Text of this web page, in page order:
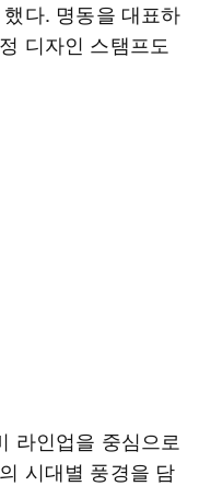
다. 명동을 대표하
디자인 스탬프도
라인업을 중심으로
시대별 풍경을 담